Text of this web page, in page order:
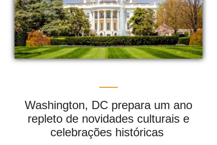
Washington, DC prepara um ano
repleto de novidades culturais e
celebrações históricas